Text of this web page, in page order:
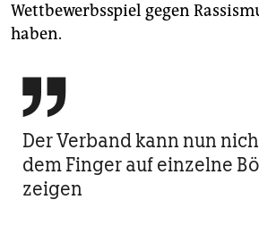
Wettbewerbsspiel gegen
haben.

Der Verband kann nun
dem Finger auf einzelne
zeigen